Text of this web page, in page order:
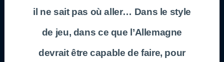
il ne sait pas où aller… Dans le style
de jeu, dans ce que l’Allemagne
devrait être capable de faire, pour